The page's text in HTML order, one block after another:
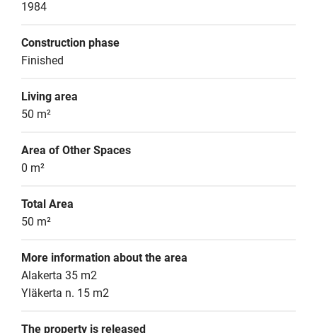
1984
Construction phase
Finished
Living area
50 m²
Area of Other Spaces
0 m²
Total Area
50 m²
More information about the area
Alakerta 35 m2
Yläkerta n. 15 m2
The property is released